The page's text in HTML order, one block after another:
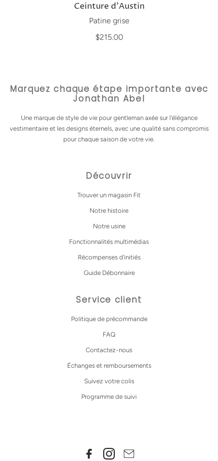
Ceinture d'Austin
Patine grise
$215.00
Marquez chaque étape importante avec
Jonathan Abel
Une marque de style de vie pour gentleman axée sur l'élégance
vestimentaire et les designs éternels, avec une qualité sans compromis
pour chaque saison de votre vie.
Découvrir
Trouver un magasin Fit
Notre histoire
Notre usine
Fonctionnalités multimédias
Récompenses d'initiés
Guide Débonnaire
Service client
Politique de précommande
FAQ
Contactez-nous
Échanges et remboursements
Suivez votre colis
Programme de suivi